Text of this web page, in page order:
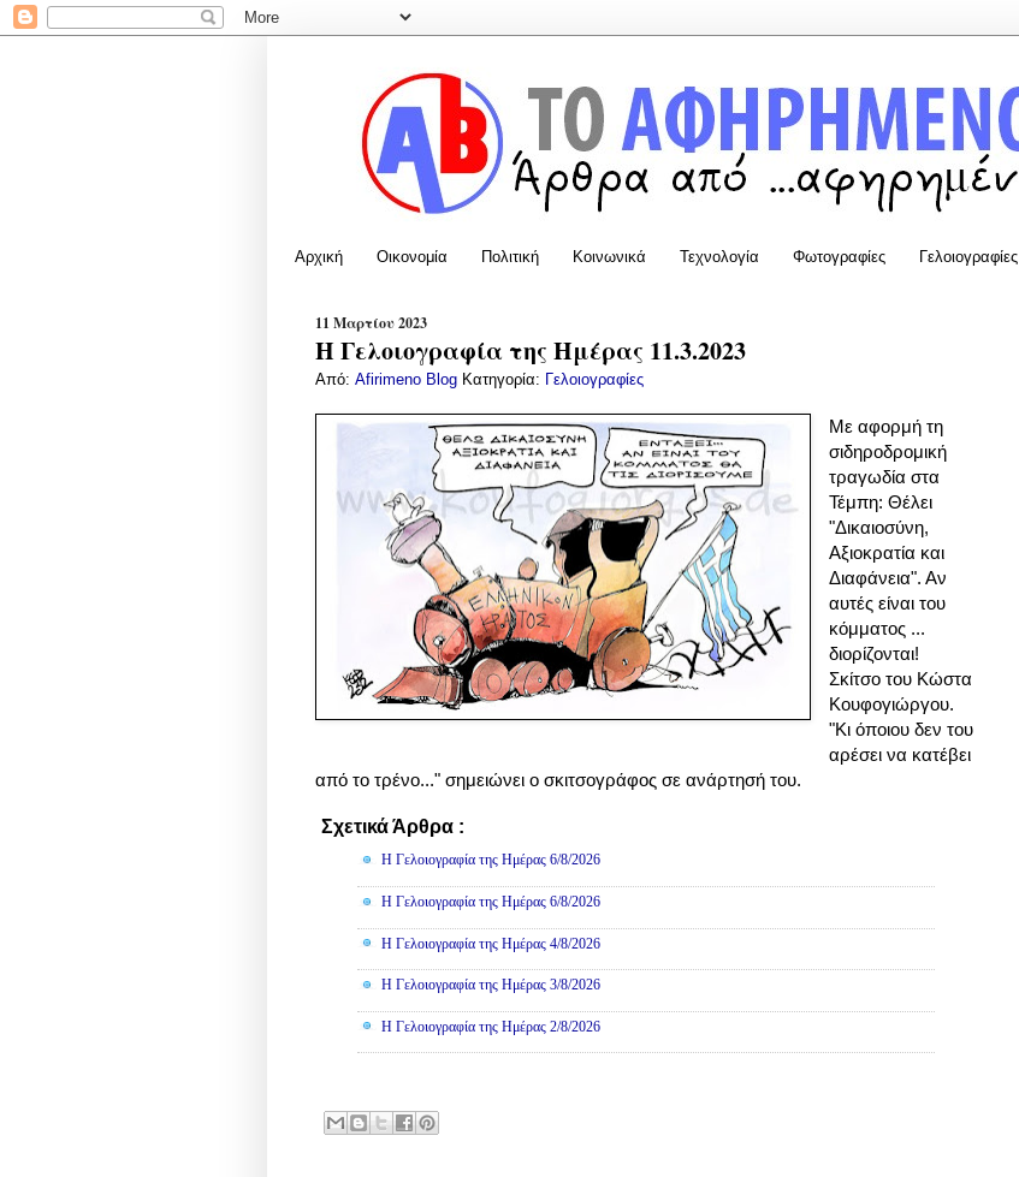
Αρχική Οικονομία Πολιτική Κοινωνικά Τεχνολογία Φωτογραφίες Γελοιογραφίες
11 Μαρτίου 2023
Η Γελοιογραφία της Ημέρας 11.3.2023
Από: Afirimeno Blog Κατηγορία: Γελοιογραφίες
Με αφορμή τη
σιδηροδρομική
τραγωδία στα
Τέμπη: Θέλει
"Δικαιοσύνη,
Αξιοκρατία και
Διαφάνεια". Αν
αυτές είναι του
κόμματος ...
διορίζονται!
Σκίτσο του Κώστα
Κουφογιώργου.
"Κι όποιου δεν του
αρέσει να κατέβει
από το τρένο..." σημειώνει ο σκιτσογράφος σε ανάρτησή του.
Σχετικά Άρθρα :
Η Γελοιογραφία της Ημέρας 6/8/2026
Η Γελοιογραφία της Ημέρας 6/8/2026
Η Γελοιογραφία της Ημέρας 4/8/2026
Η Γελοιογραφία της Ημέρας 3/8/2026
Η Γελοιογραφία της Ημέρας 2/8/2026